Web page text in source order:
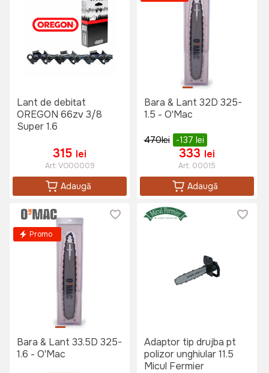
Lant de debitat
OREGON 66zv 3/8
Super 1.6
315 lei
Art:VO00009
Adaugă
Bara & Lant 32D 325-
1.5 - O'Mac
470lei -137 lei
333 lei
Art: 00015
Adaugă
Promo
Bara & Lant 33.5D 325-
1.6 - O'Mac
Adaptor tip drujba pt
polizor unghiular 11.5
Micul Fermier